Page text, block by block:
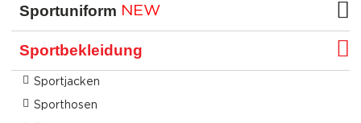
Sportuniform NEW
Sportbekleidung
Sportjacken
Sporthosen